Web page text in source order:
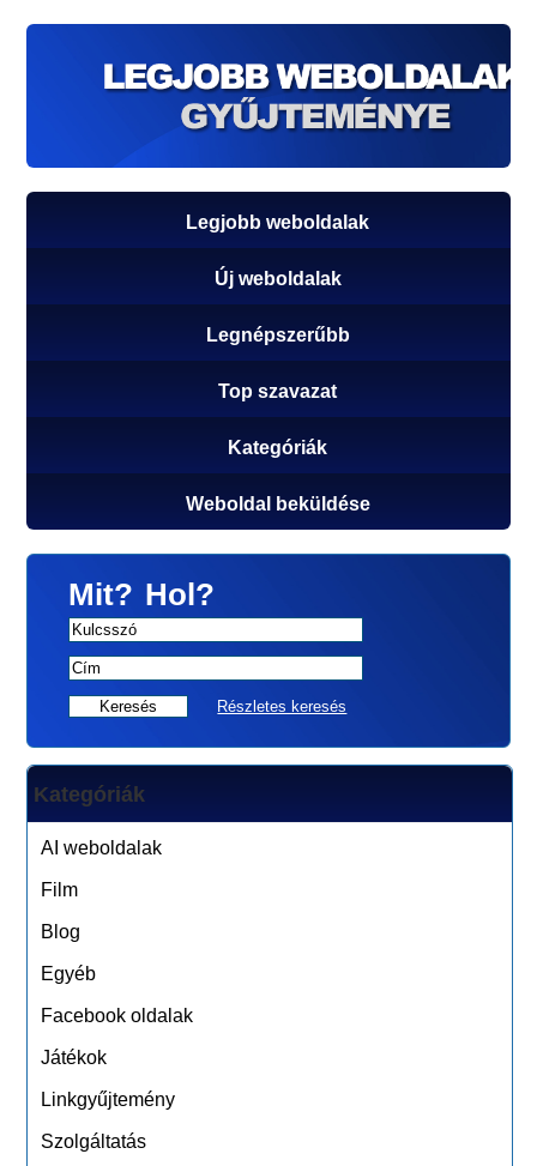
Legjobb weboldalak
Új weboldalak
Legnépszerűbb
Top szavazat
Kategóriák
Weboldal beküldése
Mit? Hol?
Részletes keresés
Kategóriák
AI weboldalak
Film
Blog
Egyéb
Facebook oldalak
Játékok
Linkgyűjtemény
Szolgáltatás